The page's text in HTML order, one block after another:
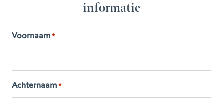
informatie
Voornaam *
Achternaam *